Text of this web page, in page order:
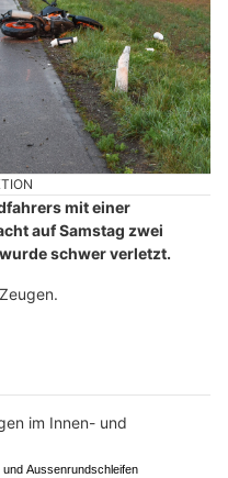
mit einer
auf Samstag zwei
schwer verletzt.
Aussenrundschleifen